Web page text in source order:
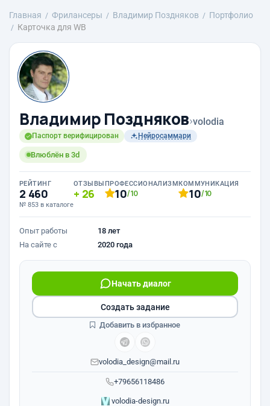
Главная Фрилансеры Владимир Поздняков
Портфолио
Карточка для WB
Владимир Поздняков›volodia
Паспорт верифицирован Нейросаммари
Влюблён в 3d
РЕЙТИНГ
2 460
№ 853 в каталоге
ОТЗЫВЫ
26
ПРОФЕССИОНАЛИЗМ
10/10
КОММУНИКАЦИЯ
10/10
Опыт работы
18 лет
На сайте с
2020 года
+79656118486
Начать диалог
volodia_design@mail.ru
volodia-design.ru
Создать задание
Добавить в избранное